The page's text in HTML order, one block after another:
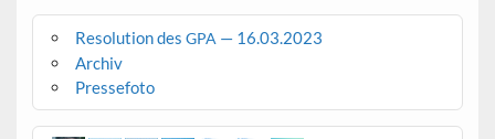
Resolution des GPA — 16.03.2023
Archiv
Pressefoto